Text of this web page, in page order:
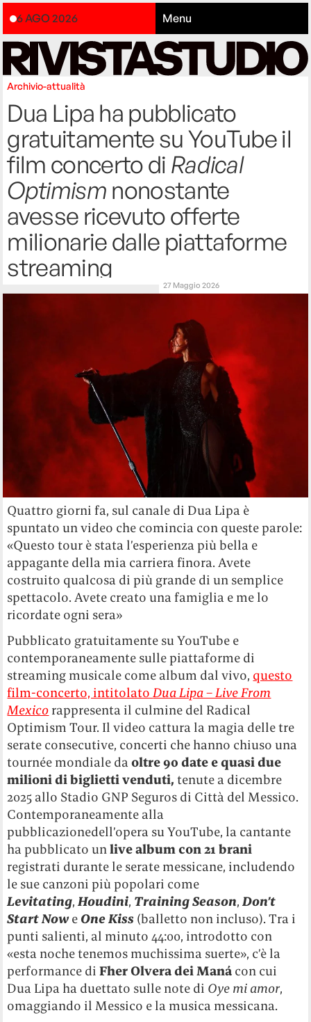
6 AGO 2026 Menu
Archivio-attualità
Dua Lipa ha pubblicato
gratuitamente su YouTube il
film concerto di Radical
Optimism nonostante
avesse ricevuto offerte
milionarie dalle piattaforme
streaming
27 Maggio 2026
Quattro giorni fa, sul canale di Dua Lipa è
spuntato un video che comincia con queste parole:
«Questo tour è stata l’esperienza più bella e
appagante della mia carriera finora. Avete
costruito qualcosa di più grande di un semplice
spettacolo. Avete creato una famiglia e me lo
ricordate ogni sera»
Pubblicato gratuitamente su YouTube e
contemporaneamente sulle piattaforme di
streaming musicale come album dal vivo, questo
film-concerto, intitolatoDua Lipa – Live From
Mexico rappresenta il culmine del Radical
Optimism Tour. Il video cattura la magia delle tre
serate consecutive, concerti che hanno chiuso una
tournée mondiale daoltre 90 date e quasi due
milioni di biglietti venduti, tenute a dicembre
2025 allo Stadio GNP Seguros di Città del Messico.
Contemporaneamente alla
pubblicazionedell’opera su YouTube, la cantante
ha pubblicato unlive album con 21 brani
registrati durante le serate messicane, includendo
le sue canzoni più popolari come
Levitating,Houdini, Training Season,Don’t
Start Nowe One Kiss (balletto non incluso). Tra i
punti salienti, al minuto 44:00, introdotto con
«esta noche tenemos muchissima suerte», c’è la
performance diFher Olvera dei Maná con cui
Dua Lipa ha duettato sulle note di Oye mi amor,
omaggiando il Messico e la musica messicana.